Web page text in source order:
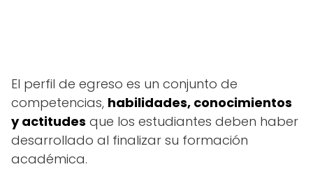
El perfil de egreso es un conjunto de
competencias, habilidades, conocimientos
y actitudes que los estudiantes deben haber
desarrollado al finalizar su formación
académica.